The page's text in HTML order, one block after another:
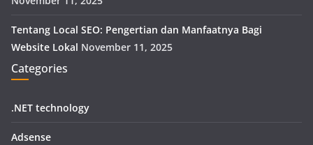
Tentang Local SEO: Pengertian dan Manfaatnya Bagi
Website Lokal November 11, 2025
Categories
.NET technology
Adsense